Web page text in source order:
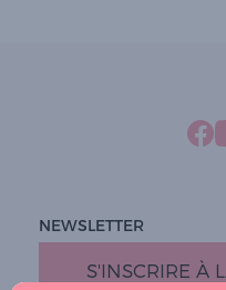
NEWSLETTER
S'INSCRIRE À